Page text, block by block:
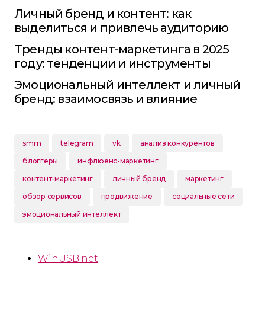
Личный бренд и контент: как
выделиться и привлечь аудиторию
Тренды контент-маркетинга в 2025
году: тенденции и инструменты
Эмоциональный интеллект и личный
бренд: взаимосвязь и влияние
smm telegram vk
анализ конкурентов
блоггеры
инфлюенс-маркетинг
контент-маркетинг
личный бренд
маркетинг
обзор сервисов
продвижение
социальные сети
эмоциональный интеллект
WinUSB.net